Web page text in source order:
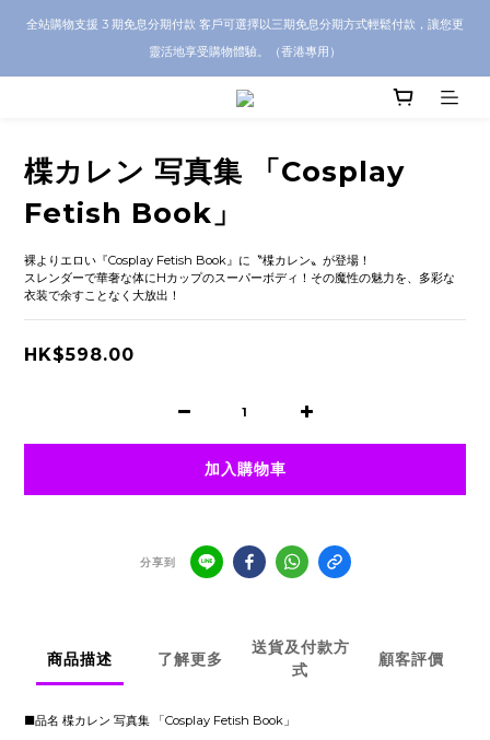
CRA5Y SHOP 全店 100% 正品保證｜支持香港本地 + 海外寄送｜💬 有任何問題？歡
迎 WhatsApp 聯絡我們查詢代購服務
全站購物支援 3 期免息分期付款 客戶可選擇以三期免息分期方式輕鬆付款，讓您更
靈活地享受購物體驗。（香港專用）
CRA5Y SHOP 全店 100% 正品保證｜支持香港本地 + 海外寄送｜💬 有任何問題？歡
楪カレン 写真集 「Cosplay
Fetish Book」
裸よりエロい『Cosplay Fetish Book』に〝楪カレン〟が登場！
スレンダーで華奢な体にHカップのスーパーボディ！その魔性の魅力を、多彩な
衣装で余すことなく大放出！
HK$598.00
加入購物車
分享到
商品描述 了解更多
送貨及付款方
式
顧客評價
■品名 楪カレン 写真集 「Cosplay Fetish Book」